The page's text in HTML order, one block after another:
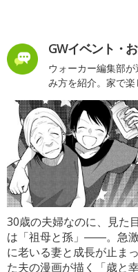
GWイベント・
ウォーカー編集部
み方を紹介。家で楽
30歳の夫婦なのに、見た目
は「祖母と孫」――。急激
に老いる妻と成長が止まっ
た夫の漫画が描く「歳と